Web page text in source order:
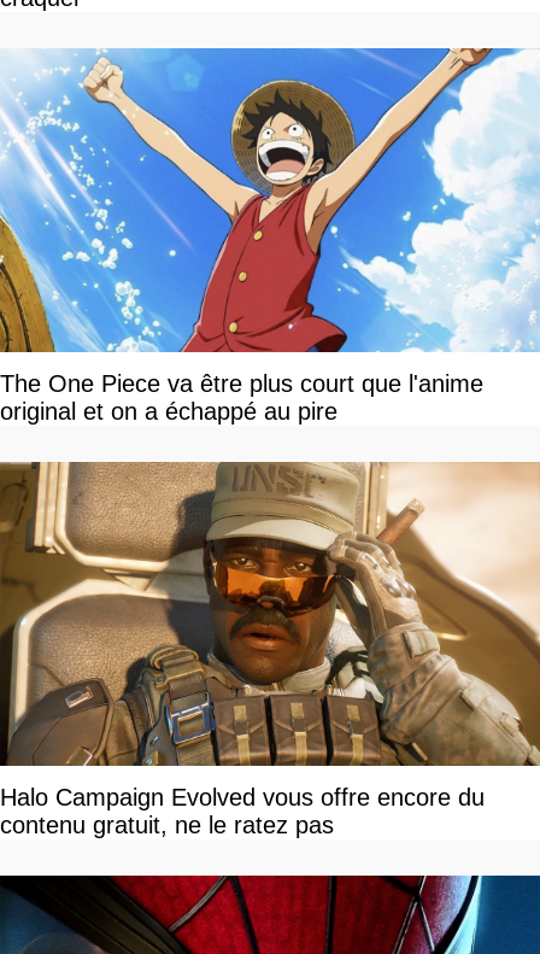
The One Piece va être plus court que l'anime
original et on a échappé au pire
Halo Campaign Evolved vous offre encore du
contenu gratuit, ne le ratez pas